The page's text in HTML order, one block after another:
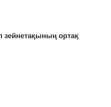
зейнетақының ортақ